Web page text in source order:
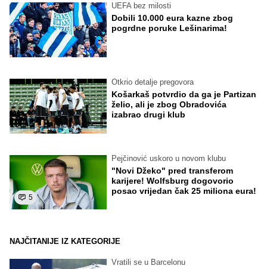
UEFA bez milosti
Dobili 10.000 eura kazne zbog
pogrdne poruke Lešinarima!
Otkrio detalje pregovora
Košarkaš potvrdio da ga je Partizan
želio, ali je zbog Obradovića
izabrao drugi klub
5
Pejčinović uskoro u novom klubu
"Novi Džeko" pred transferom
karijere! Wolfsburg dogovorio
posao vrijedan čak 25 miliona eura!
NAJČITANIJE IZ KATEGORIJE
Vratili se u Barcelonu